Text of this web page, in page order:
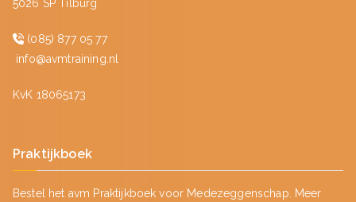
5026 SP Tilburg
(085) 877 05 77
info@avmtraining.nl
KvK 18065173
Praktijkboek
Bestel het avm Praktijkboek voor Medezeggenschap.
Meer